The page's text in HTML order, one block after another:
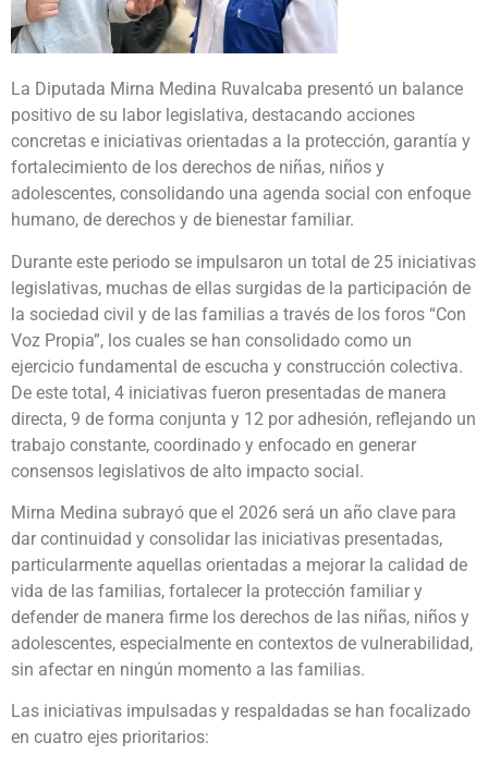
La Diputada Mirna Medina Ruvalcaba presentó un balance
positivo de su labor legislativa, destacando acciones
concretas e iniciativas orientadas a la protección, garantía y
fortalecimiento de los derechos de niñas, niños y
adolescentes, consolidando una agenda social con enfoque
humano, de derechos y de bienestar familiar.
Durante este periodo se impulsaron un total de 25 iniciativas
legislativas, muchas de ellas surgidas de la participación de
la sociedad civil y de las familias a través de los foros “Con
Voz Propia”, los cuales se han consolidado como un
ejercicio fundamental de escucha y construcción colectiva.
De este total, 4 iniciativas fueron presentadas de manera
directa, 9 de forma conjunta y 12 por adhesión, reflejando un
trabajo constante, coordinado y enfocado en generar
consensos legislativos de alto impacto social.
Mirna Medina subrayó que el 2026 será un año clave para
dar continuidad y consolidar las iniciativas presentadas,
particularmente aquellas orientadas a mejorar la calidad de
vida de las familias, fortalecer la protección familiar y
defender de manera firme los derechos de las niñas, niños y
adolescentes, especialmente en contextos de vulnerabilidad,
sin afectar en ningún momento a las familias.
Las iniciativas impulsadas y respaldadas se han focalizado
en cuatro ejes prioritarios: